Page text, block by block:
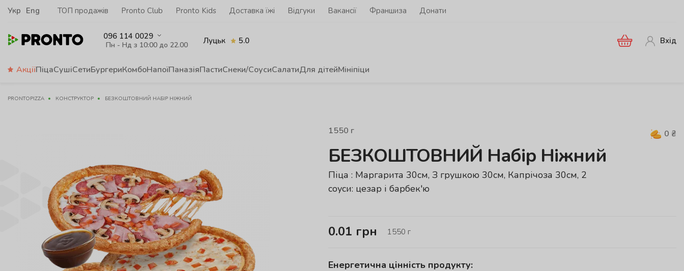
Укр Eng ТОП продажів Pronto Club Pronto Kids Доставка їжі Відгуки Вакансії Франшиза Донати
096 114 0029
Пн - Нд з 10:00 до 22.00 Луцьк 5.0 Вхід
АкціїПіцаСушіСетиБургериКомбоНапоїПаназіяПастиСнеки/СоусиСалатиДля дітейМініпіци
PRONTOPIZZA КОНСТРУКТОР БЕЗКОШТОВНИЙ НАБІР НІЖНИЙ
1550 г 0 ₴
БЕЗКОШТОВНИЙ Набір Ніжний
Піца : Маргарита 30см, З грушкою 30см, Капрічоза 30см, 2
соуси: цезар і барбек'ю
0.01 грн 1550 г
Енергетична цінність продукту: